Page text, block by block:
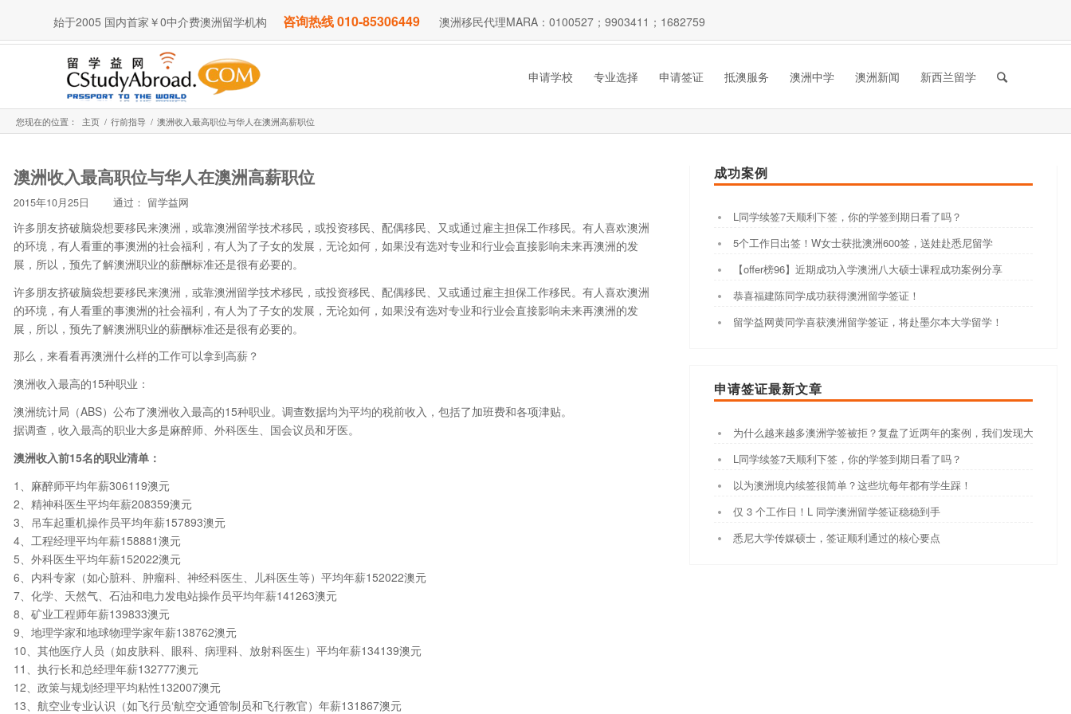
始于2005 国内首家￥0中介费澳洲留学机构 咨询热线 010-85306449 澳洲移民代理MARA：0100527；9903411；1682759
申请学校 专业选择 申请签证 抵澳服务 澳洲中学 澳洲新闻 新西兰留学
您现在的位置： 主页 / 行前指导 / 澳洲收入最高职位与华人在澳洲高薪职位
澳洲收入最高职位与华人在澳洲高薪职位
2015年10月25日 通过： 留学益网
许多朋友挤破脑袋想要移民来澳洲，或靠澳洲留学技术移民，或投资移民、配偶移民、又或通过雇主担保工作移民。有人喜欢澳洲
的环境，有人看重的事澳洲的社会福利，有人为了子女的发展，无论如何，如果没有选对专业和行业会直接影响未来再澳洲的发
展，所以，预先了解澳洲职业的薪酬标准还是很有必要的。
许多朋友挤破脑袋想要移民来澳洲，或靠澳洲留学技术移民，或投资移民、配偶移民、又或通过雇主担保工作移民。有人喜欢澳洲
的环境，有人看重的事澳洲的社会福利，有人为了子女的发展，无论如何，如果没有选对专业和行业会直接影响未来再澳洲的发
展，所以，预先了解澳洲职业的薪酬标准还是很有必要的。
那么，来看看再澳洲什么样的工作可以拿到高薪？
澳洲收入最高的15种职业：
澳洲统计局（ABS）公布了澳洲收入最高的15种职业。调查数据均为平均的税前收入，包括了加班费和各项津贴。
据调查，收入最高的职业大多是麻醉师、外科医生、国会议员和牙医。
澳洲收入前15名的职业清单：
1、麻醉师平均年薪306119澳元
2、精神科医生平均年薪208359澳元
3、吊车起重机操作员平均年薪157893澳元
4、工程经理平均年薪158881澳元
5、外科医生平均年薪152022澳元
6、内科专家（如心脏科、肿瘤科、神经科医生、儿科医生等）平均年薪152022澳元
7、化学、天然气、石油和电力发电站操作员平均年薪141263澳元
8、矿业工程师年薪139833澳元
9、地理学家和地球物理学家年薪138762澳元
10、其他医疗人员（如皮肤科、眼科、病理科、放射科医生）平均年薪134139澳元
11、执行长和总经理年薪132777澳元
12、政策与规划经理平均粘性132007澳元
13、航空业专业认识（如飞行员‘航空交通管制员和飞行教官）年薪131867澳元
成功案例
L同学续签7天顺利下签，你的学签到期日看了吗？
5个工作日出签！W女士获批澳洲600签，送娃赴悉尼留学
【offer榜96】近期成功入学澳洲八大硕士课程成功案例分享
恭喜福建陈同学成功获得澳洲留学签证！
留学益网黄同学喜获澳洲留学签证，将赴墨尔本大学留学！
申请签证最新文章
为什么越来越多澳洲学签被拒？复盘了近两年的案例，我们发现大家都踩
L同学续签7天顺利下签，你的学签到期日看了吗？
以为澳洲境内续签很简单？这些坑每年都有学生踩！
仅 3 个工作日！L 同学澳洲留学签证稳稳到手
悉尼大学传媒硕士，签证顺利通过的核心要点